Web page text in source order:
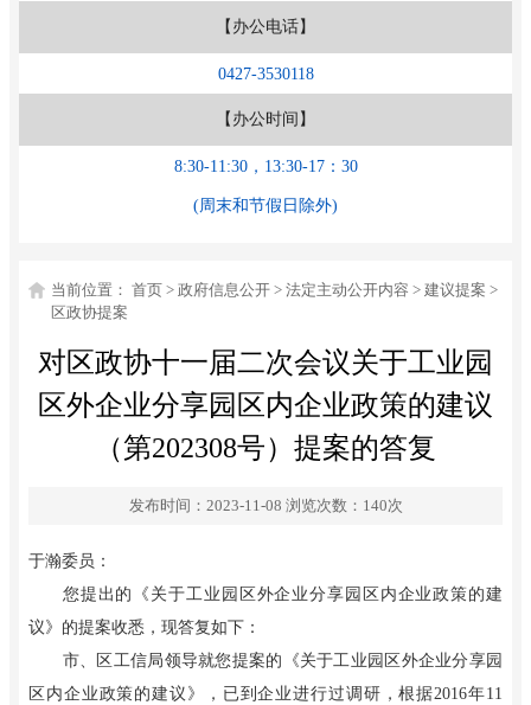
【办公电话】
0427-3530118
【办公时间】
8:30-11:30，13:30-17：30
(周末和节假日除外)
当前位置：首页 > 政府信息公开 > 法定主动公开内容 > 建议提案 >
区政协提案
对区政协十一届二次会议关于工业园
区外企业分享园区内企业政策的建议
（第202308号）提案的答复
发布时间：2023-11-08 浏览次数： 140次
于瀚委员：
您提出的
《关于工业园区外企业分享园区内企业政策的建
议》 的提案收悉，现答复如下：
市、区工信局领导就您提案的《关于工业园区外企业分享园
区内企业政策的建议》，已到企业进行过调研，根据2016年11